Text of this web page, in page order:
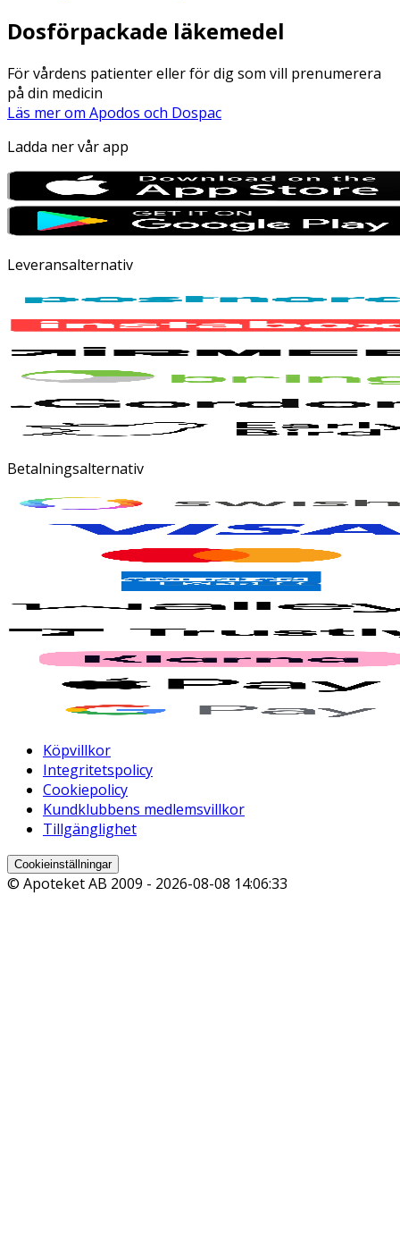
Dosförpackade läkemedel
För vårdens patienter eller för dig som vill prenumerera
på din medicin
Läs mer om Apodos och Dospac
Ladda ner vår app
Leveransalternativ
Betalningsalternativ
Köpvillkor
Integritetspolicy
Cookiepolicy
Kundklubbens medlemsvillkor
Tillgänglighet
Cookieinställningar
© Apoteket AB 2009 - 2026-08-08 14:06:33